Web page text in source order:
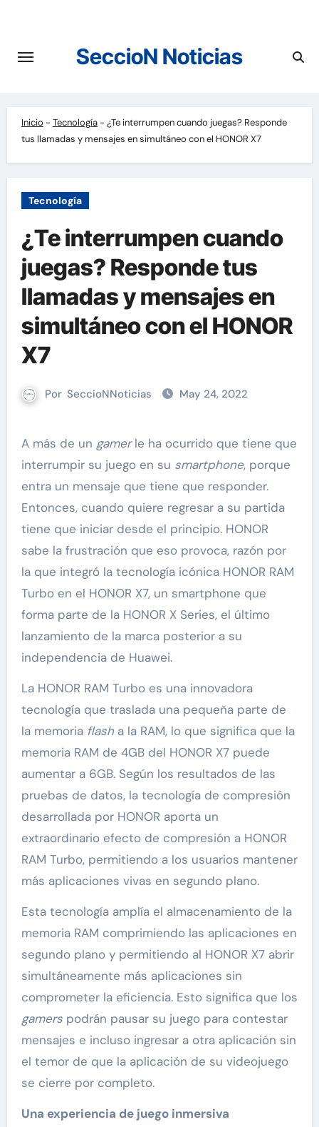
contenido
SeccioN Noticias
Inicio - Tecnología- ¿Te interrumpen cuando juegas? Responde
tus llamadas y mensajes en simultáneo con el HONOR X7
Tecnología
¿Te interrumpen cuando
juegas? Responde tus
llamadas y mensajes en
simultáneo con el HONOR
X7
Por SeccioNNoticias May 24, 2022
A más de un gamerle ha ocurrido que tiene que
interrumpir su juego en su smartphone, porque
entra un mensaje que tiene que responder.
Entonces, cuando quiere regresar a su partida
tiene que iniciar desde el principio. HONOR
sabe la frustración que eso provoca, razón por
la que integró la tecnología icónica HONOR RAM
Turbo en el HONOR X7, un smartphone que
forma parte de la HONOR X Series, el último
lanzamiento de la marca posterior a su
independencia de Huawei.
La HONOR RAM Turbo es una innovadora
tecnología que traslada una pequeña parte de
la memoria flasha la RAM, lo que significa que la
memoria RAM de 4GB del HONOR X7 puede
aumentar a 6GB. Según los resultados de las
pruebas de datos, la tecnología de compresión
desarrollada por HONOR aporta un
extraordinario efecto de compresión a HONOR
RAM Turbo, permitiendo a los usuarios mantener
más aplicaciones vivas en segundo plano.
Esta tecnología amplía el almacenamiento de la
memoria RAM comprimiendo las aplicaciones en
segundo plano y permitiendo al HONOR X7 abrir
simultáneamente más aplicaciones sin
comprometer la eficiencia. Esto significa que los
gamerspodrán pausar su juego para contestar
mensajes e incluso ingresar a otra aplicación sin
el temor de que la aplicación de su videojuego
se cierre por completo.
Una experiencia de juego inmersiva